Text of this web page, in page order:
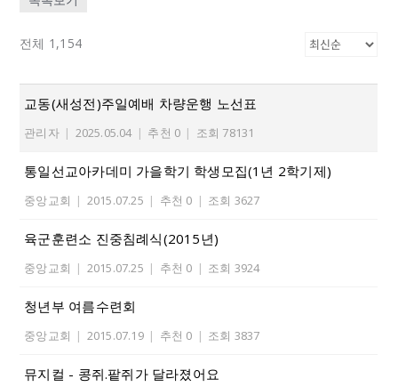
전체 1,154
교동(새성전)주일예배 차량운행 노선표
관리자 | 2025.05.04 | 추천 0 | 조회 78131
통일선교아카데미 가을학기 학생모집(1년 2학기제)
중앙교회 | 2015.07.25 | 추천 0 | 조회 3627
육군훈련소 진중침례식(2015년)
중앙교회 | 2015.07.25 | 추천 0 | 조회 3924
청년부 여름수련회
중앙교회 | 2015.07.19 | 추천 0 | 조회 3837
뮤지컬 - 콩쥐.팥쥐가 달라졌어요